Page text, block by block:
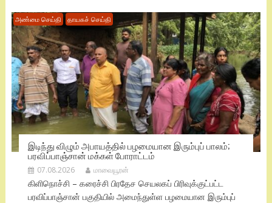
அண்மை செய்தி தாயகச் செய்தி
இடிந்து விழும் அபாயத்தில் பழமையான இரும்புப் பாலம்;
பரவிப்பாஞ்சான் மக்கள் போராட்டம்
07.08.2026 மாவையூரன்
கிளிநொச்சி – கரைச்சி பிரதேச செயலகப் பிரிவுக்குட்பட்ட
பரவிப்பாஞ்சான் பகுதியில் அமைந்துள்ள பழமையான இரும்புப்